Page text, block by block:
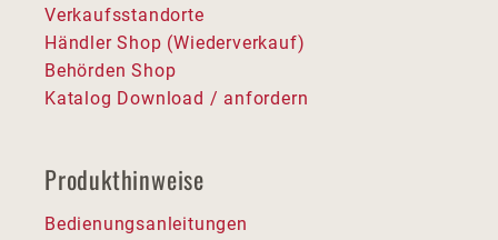
Verkaufsstandorte
Händler Shop (Wiederverkauf)
Behörden Shop
Katalog Download / anfordern
Produkthinweise
Bedienungsanleitungen